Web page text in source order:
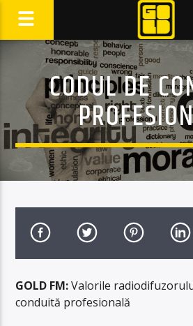
CODUL DE
GOLD FM:Valorile
conduită profesională